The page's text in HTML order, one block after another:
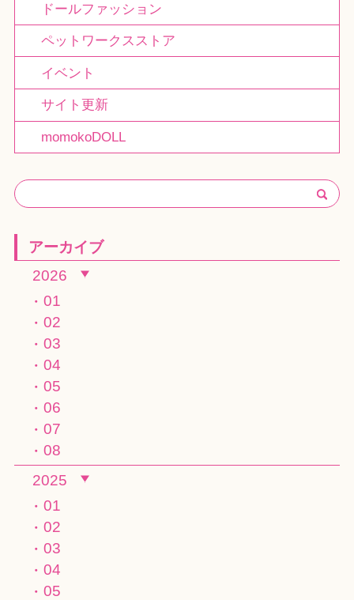
ドールファッション
ペットワークスストア
イベント
サイト更新
momokoDOLL
アーカイブ
2026
01
02
03
04
05
06
07
08
2025
01
02
03
04
05